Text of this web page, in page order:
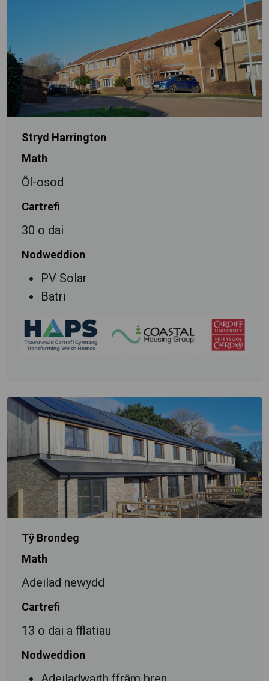
Stryd Harrington
Math
Ôl-osod
Cartrefi
30 o dai
Nodweddion
PV Solar
Batri
Tŷ Brondeg
Math
Adeilad newydd
Cartrefi
13 o dai a fflatiau
Nodweddion